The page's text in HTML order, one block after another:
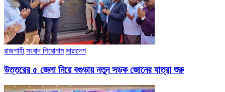
রাজশাহী সংবাদ শিরোনাম সারাদেশ
উত্তরের ৫ জেলা নিয়ে বগুড়ায় নতুন সড়ক জোনের যাত্রা শুরু